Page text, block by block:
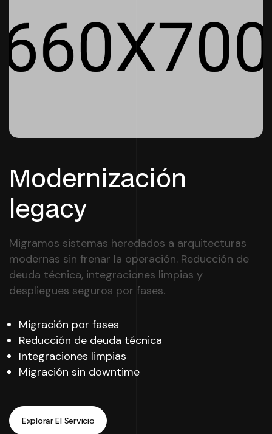
Modernización
legacy
Migramos sistemas heredados a arquitecturas
modernas sin frenar la operación. Reducción de
deuda técnica, integraciones limpias y
despliegues seguros por fases.
Migración por fases
Reducción de deuda técnica
Integraciones limpias
Migración sin downtime
Explorar El Servicio